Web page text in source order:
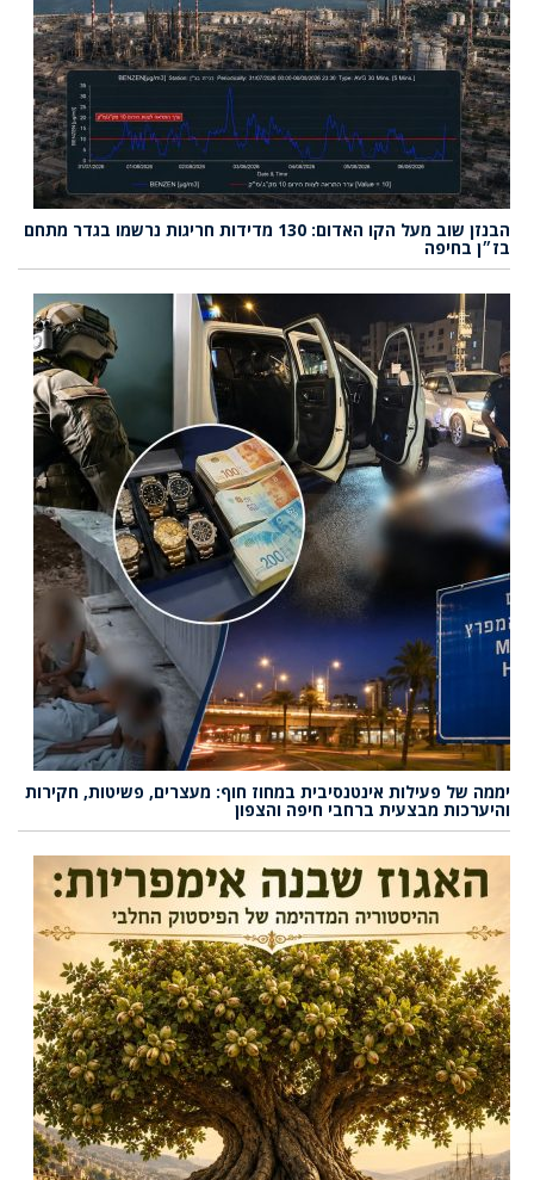
הבנזן שוב מעל הקו האדום: 130 מדידות חריגות נרשמו בגדר מתחם
בז״ן בחיפה
יממה של פעילות אינטנסיבית במחוז חוף: מעצרים, פשיטות, חקירות
והיערכות מבצעית ברחבי חיפה והצפון